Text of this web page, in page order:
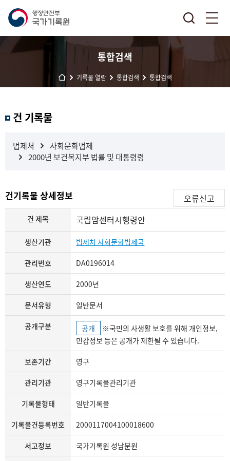
통합검색
기록물 열람 통합검색 통합검색
과 건 기록물
법제처
사회문화법제
2000년 보건복지부 법률 및 대통령령
건기록물 상세정보 오류신고
건 제목 국립암센터시행령안
생산기관 법제처 사회문화법제국
관리번호 DA0196014
생산연도 2000년
문서유형 일반문서
공개구분 공개
민감정보 등은 공개가 제한될 수 있습니다.
보존기간 영구
관리기관 영구기록물관리기관
기록물형태 일반기록물
기록물건등록번호 2000117004100018600
서고정보 국가기록원 성남분원